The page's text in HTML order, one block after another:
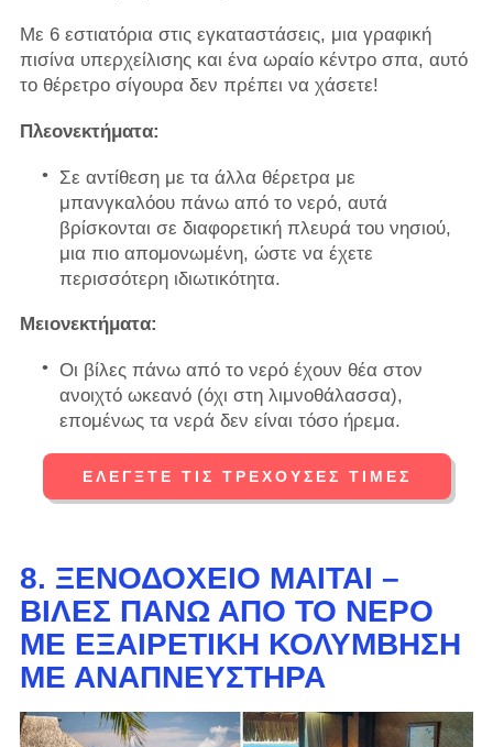
Με 6 εστιατόρια στις εγκαταστάσεις, μια γραφική
πισίνα υπερχείλισης και ένα ωραίο κέντρο σπα, αυτό
το θέρετρο σίγουρα δεν πρέπει να χάσετε!
Πλεονεκτήματα:
Σε αντίθεση με τα άλλα θέρετρα με
μπανγκαλόου πάνω από το νερό, αυτά
βρίσκονται σε διαφορετική πλευρά του νησιού,
μια πιο απομονωμένη, ώστε να έχετε
περισσότερη ιδιωτικότητα.
Μειονεκτήματα:
Οι βίλες πάνω από το νερό έχουν θέα στον
ανοιχτό ωκεανό (όχι στη λιμνοθάλασσα),
επομένως τα νερά δεν είναι τόσο ήρεμα.
ΕΛΈΓΞΤΕ ΤΙΣ ΤΡΈΧΟΥΣΕΣ ΤΙΜΈΣ
8. ΞΕΝΟΔΟΧΕΊΟ MAITAI –
ΒΊΛΕΣ ΠΆΝΩ ΑΠΌ ΤΟ ΝΕΡΌ
ΜΕ ΕΞΑΙΡΕΤΙΚΉ ΚΟΛΎΜΒΗΣΗ
ΜΕ ΑΝΑΠΝΕΥΣΤΉΡΑ